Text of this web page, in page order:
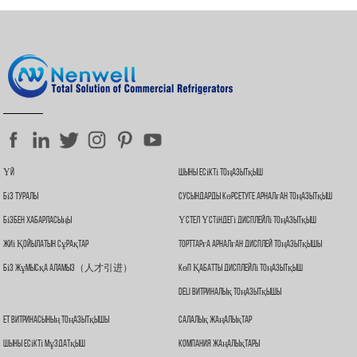
Үй
Біз Туралы
Бізбен Хабарласыңы
Жиі Қойылатын Сұрақтар
Біз Жұмысқа Аламыз（人才引进）
Шыны Есікті Тоңазытқыш
Сусындарды Көрсетуге Арналған Тоңазытқыш
Үстел Үстіндегі Дисплейлі Тоңазытқыш
Торттарға Арналған Дисплей Тоңазытқышы
Көп Қабатты Дисплейлі Тоңазытқыш
Deli Витриналық Тоңазытқышы
Ет Витринасының Тоңазытқышы
Шыны Есікті Мұздатқыш
Салалық Жаңалықтар
Компания Жаңалықтары